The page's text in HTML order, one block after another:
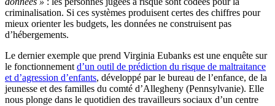
criminalisation. Si ces systèmes produisent certes des chiffres pour
mieux orienter les budgets, les données ne construisent pas
d’hébergements.
Le dernier exemple que prend Virginia Eubanks est une enquête sur
le fonctionnement d’un outil de prédiction du risque de maltraitance
et d’agression d’enfants, développé par le bureau de l’enfance, de la
jeunesse et des familles du comté d’Allegheny (Pennsylvanie). Elle
nous plonge dans le quotidien des travailleurs sociaux d’un centre